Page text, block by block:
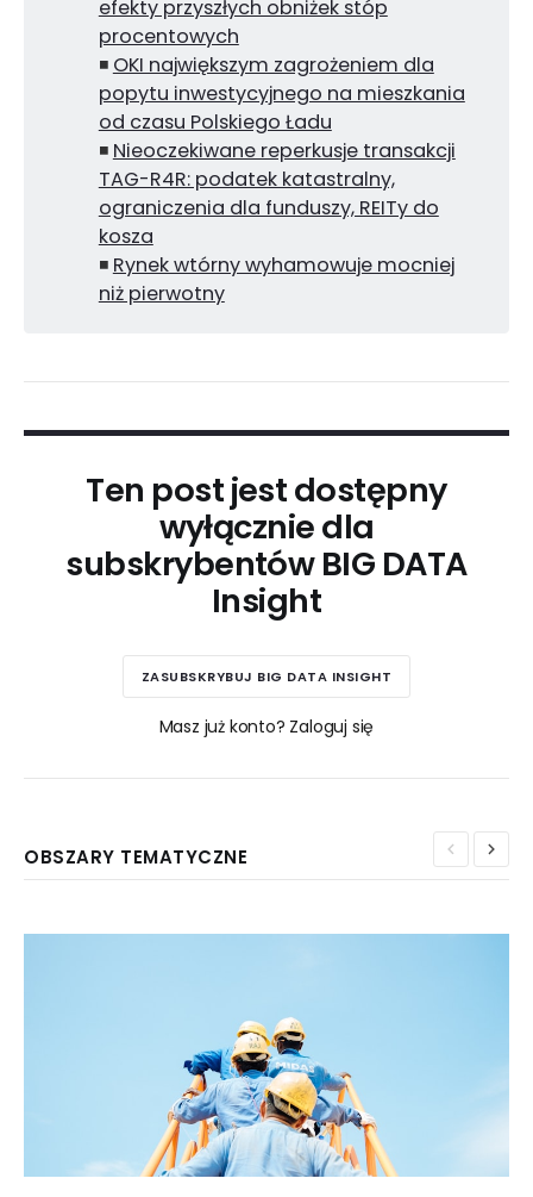
efekty przyszłych obniżek stóp
procentowych
◾ OKI największym zagrożeniem dla
popytu inwestycyjnego na mieszkania
od czasu Polskiego Ładu
◾ Nieoczekiwane reperkusje transakcji
TAG-R4R: podatek katastralny,
ograniczenia dla funduszy, REITy do
kosza
◾ Rynek wtórny wyhamowuje mocniej
niż pierwotny
Ten post jest dostępny
wyłącznie dla
subskrybentów BIG DATA
Insight
ZASUBSKRYBUJ BIG DATA INSIGHT
Masz już konto? Zaloguj się
OBSZARY TEMATYCZNE